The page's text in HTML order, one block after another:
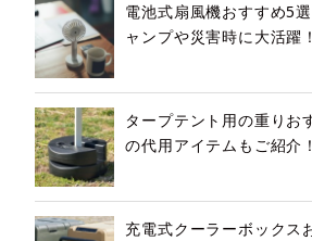
電池式扇風機おすすめ5
ャンプや災害時に大活躍！
タープテント用の重りお
の代用アイテムもご紹介！
充電式クーラーボックス